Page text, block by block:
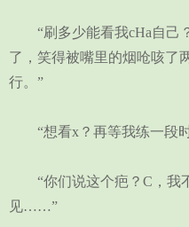
“刷多少能看我cHa自己
了，笑得被嘴里的烟呛咳了
行。”
“想看x？再等我练一段
“你们说这个疤？C，我
见……”